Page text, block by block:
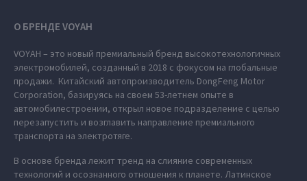
О БРЕНДЕ VOYAH
VOYAH – это новый премиальный бренд высокотехнологичных
электромобилей, созданный в 2018 с фокусом на глобальные
продажи. Китайский автопроизводитель DongFeng Motor
Corporation, базируясь на своем 53-летнем опыте в
автомобилестроении, открыл новое подразделение с целью
перезапустить и возглавить направление премиального
транспорта на электротяге.
В основе бренда лежит тренд на слияние современных
технологий и осознанного отношения к планете. Латинское